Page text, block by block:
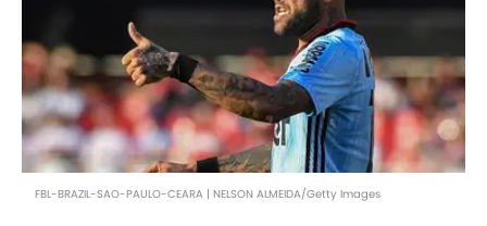
FBL-BRAZIL-SAO-PAULO-CEARA | NELSON ALMEIDA/Getty Images